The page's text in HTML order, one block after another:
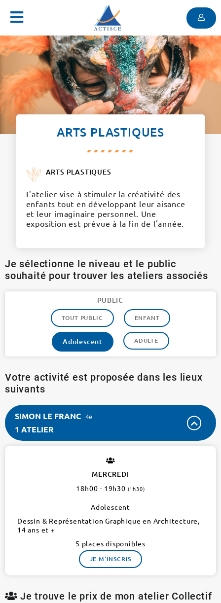
Menu
ARTS PLASTIQUES
ARTS PLASTIQUES
L'atelier vise à stimuler la créativité des
enfants tout en développant leur aisance
et leur imaginaire personnel. Une
exposition est prévue à la fin de l'année.
Je sélectionne le niveau et le public
souhaité pour trouver les ateliers associés
PUBLIC
TOUT PUBLIC ENFANT
Adolescent ADULTE
Votre activité est proposée dans les lieux
suivants
SIMON LE FRANC 4e
1 ATELIER
MERCREDI
18h00 - 19h30 (1h30)
Adolescent
Dessin & Représentation Graphique en Architecture,
14 ans et +
5 places disponibles
JE M'INSCRIS
Je trouve le prix de mon atelier Collectif